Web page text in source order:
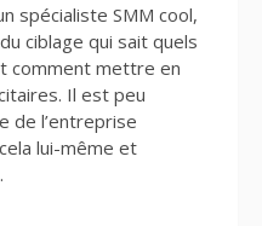
spécialiste SMM cool,
ciblage qui sait quels
comment mettre en
Il est peu
de l’entreprise
lui-même et